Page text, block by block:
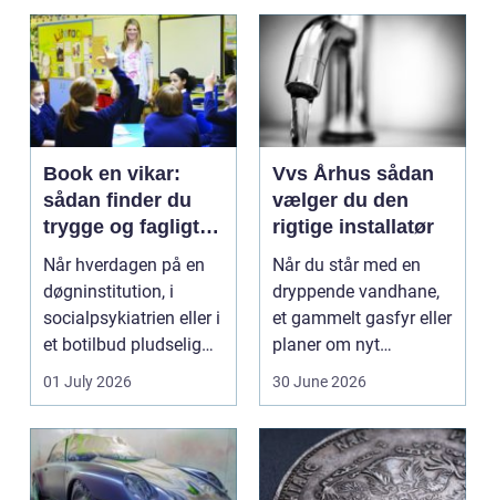
Book en vikar:
sådan finder du
trygge og fagligt
stærke løsninger
Når hverdagen på en
døgninstitution, i
socialpsykiatrien eller i
et botilbud pludselig
ændrer sig, k...
01 July 2026
Vvs Århus sådan
vælger du den
rigtige installatør
Når du står med en
dryppende vandhane,
et gammelt gasfyr eller
planer om nyt
badeværelse, bliver
30 June 2026